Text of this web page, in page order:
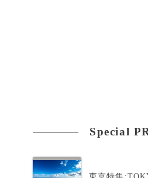
Special
東京特集